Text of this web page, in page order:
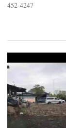
452-4247